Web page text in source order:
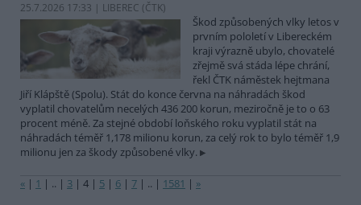
25.7.2026 17:33 | LIBEREC (ČTK)
Škod způsobených vlky letos v
prvním pololetí v Libereckém
kraji výrazně ubylo, chovatelé
zřejmě svá stáda lépe chrání,
řekl ČTK náměstek hejtmana
Jiří Klápště (Spolu). Stát do konce června na náhradách škod
vyplatil chovatelům necelých 436 200 korun, meziročně je to o 63
procent méně. Za stejné období loňského roku vyplatil stát na
náhradách téměř 1,178 milionu korun, za celý rok to bylo téměř 1,9
milionu jen za škody způsobené vlky.
« | 1 | .. | 3 | 4 | 5 | 6 | 7 | .. | 1581 | »